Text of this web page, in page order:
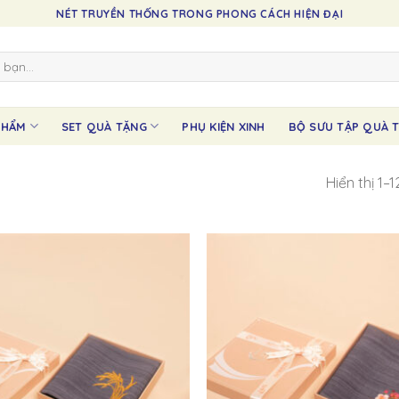
NÉT TRUYỀN THỐNG TRONG PHONG CÁCH HIỆN ĐẠI
SET QUÀ TẶNG PHỤ KIỆN XINH BỘ SƯU TẬP QUÀ
Hiển thị